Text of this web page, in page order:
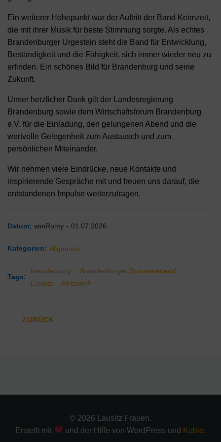
Ein weiterer Höhepunkt war der Auftritt der Band Keimzeit,
die mit ihrer Musik für beste Stimmung sorgte. Als echtes
Brandenburger Urgestein steht die Band für Entwicklung,
Beständigkeit und die Fähigkeit, sich immer wieder neu zu
erfinden. Ein schönes Bild für Brandenburg und seine
Zukunft.
Unser herzlicher Dank gilt der Landesregierung
Brandenburg sowie dem Wirtschaftsforum Brandenburg
e.V. für die Einladung, den gelungenen Abend und die
wertvolle Gelegenheit zum Austausch und zum
persönlichen Miteinander.
Wir nehmen viele Eindrücke, neue Kontakte und
inspirierende Gespräche mit und freuen uns darauf, die
entstandenen Impulse weiterzutragen.
Datum: vonRomy - 01.07.2026
Kategorien: Allgemein
Tags:
brandenburg
Brandenburger Sommerabend
Lausitz
Netzwerk
ZURÜCK
© 2026 Lausitz Frauen.
Erstellt mit
und der Hilfe von WordPress und Kubio.